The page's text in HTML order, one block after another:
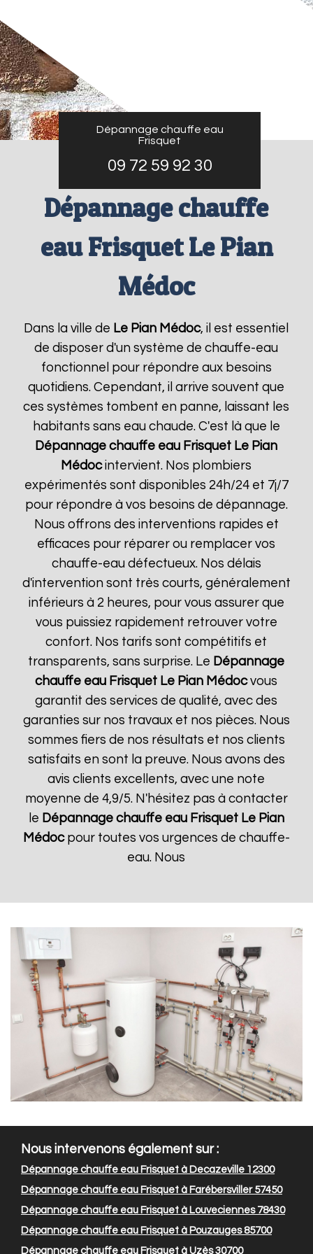
Dépannage chauffe eau
Frisquet
09 72 59 92 30
Dépannage chauffe
eau Frisquet Le Pian
Médoc
Dans la ville de Le Pian Médoc, il est essentiel
de disposer d'un système de chauffe-eau
fonctionnel pour répondre aux besoins
quotidiens. Cependant, il arrive souvent que
ces systèmes tombent en panne, laissant les
habitants sans eau chaude. C'est là que le
Dépannage chauffe eau Frisquet Le Pian
Médocintervient. Nos plombiers
expérimentés sont disponibles 24h/24 et 7j/7
pour répondre à vos besoins de dépannage.
Nous offrons des interventions rapides et
efficaces pour réparer ou remplacer vos
chauffe-eau défectueux. Nos délais
d'intervention sont très courts, généralement
inférieurs à 2 heures, pour vous assurer que
vous puissiez rapidement retrouver votre
confort. Nos tarifs sont compétitifs et
transparents, sans surprise. Le Dépannage
chauffe eau Frisquet Le Pian Médocvous
garantit des services de qualité, avec des
garanties sur nos travaux et nos pièces. Nous
sommes fiers de nos résultats et nos clients
satisfaits en sont la preuve. Nous avons des
avis clients excellents, avec une note
moyenne de 4,9/5. N'hésitez pas à contacter
le Dépannage chauffe eau Frisquet Le Pian
Médocpour toutes vos urgences de chauffe-
eau. Nous
Nous intervenons également sur :
Dépannage chauffe eau Frisquet à Decazeville 12300
Dépannage chauffe eau Frisquet à Farébersviller 57450
Dépannage chauffe eau Frisquet à Louveciennes 78430
Dépannage chauffe eau Frisquet à Pouzauges 85700
Dépannage chauffe eau Frisquet à Uzès 30700